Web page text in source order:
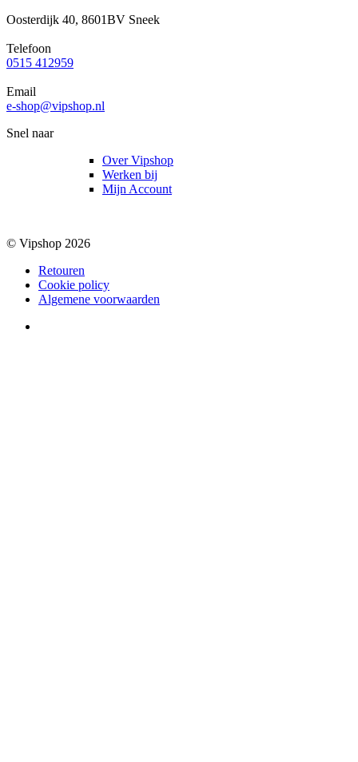
Oosterdijk 40, 8601BV Sneek
Telefoon
0515 412959
Email
e-shop@vipshop.nl
Snel naar
Over Vipshop
Werken bij
Mijn Account
© Vipshop 2026
Retouren
Cookie policy
Algemene voorwaarden